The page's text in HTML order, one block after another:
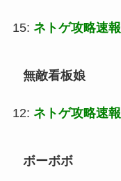
15: ネトゲ攻略速報
無敵看板娘
12: ネトゲ攻略速報
ボーボボ